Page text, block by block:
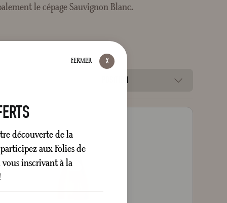
le cépage Sauvignon Blanc.
POSITION
FERMER
découverte de la
aux Folies de
vous inscrivant à la